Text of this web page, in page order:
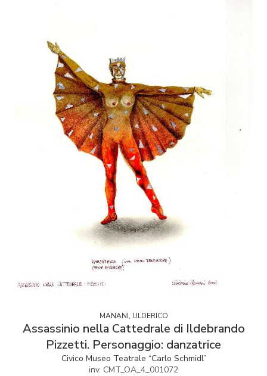
MANANI, ULDERICO
Assassinio nella Cattedrale di Ildebrando
Pizzetti. Personaggio: danzatrice
Civico Museo Teatrale “Carlo Schmidl”
inv. CMT_OA_4_001072